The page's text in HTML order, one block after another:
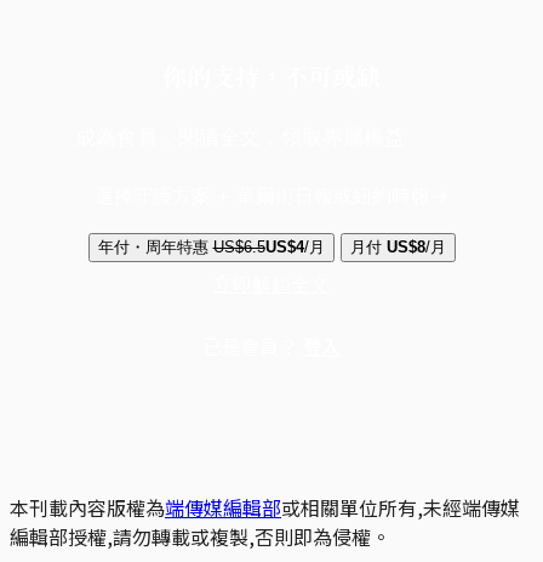
年付・周年特惠 US$6.5US$4/月 月付 US$8/月
本刊載內容版權為端傳媒編輯部或相關單位所有,未經端傳媒
編輯部授權,請勿轉載或複製,否則即為侵權。